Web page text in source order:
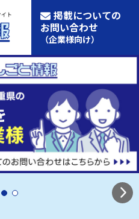
掲載についての
お問い合わせ
（企業様向け）